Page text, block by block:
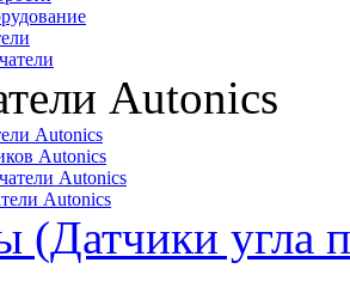
Autonics
Autonics
Autonics
Autonics
Autonics
(Датчики угла